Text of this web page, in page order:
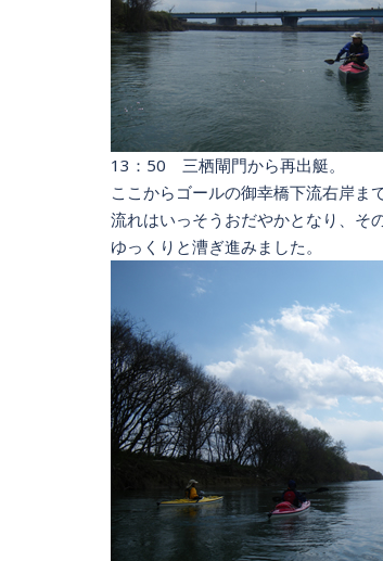
13：50 三栖閘門から再出艇。
ここからゴールの御幸橋下流右岸ま
流れはいっそうおだやかとなり、そ
ゆっくりと漕ぎ進みました。